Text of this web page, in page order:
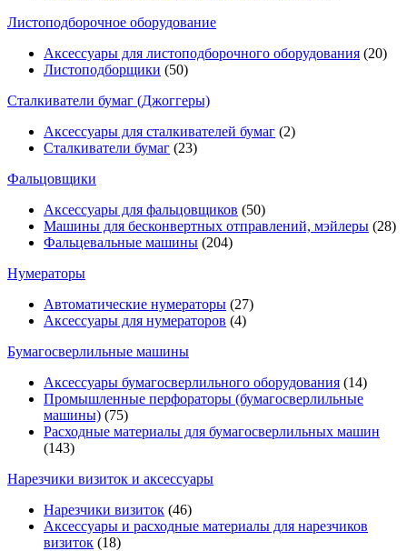
Листоподборочное оборудование
Аксессуары для листоподборочного оборудования (20)
Листоподборщики (50)
Сталкиватели бумаг (Джоггеры)
Аксессуары для сталкивателей бумаг (2)
Сталкиватели бумаг (23)
Фальцовщики
Аксессуары для фальцовщиков (50)
Машины для бесконвертных отправлений, мэйлеры (28)
Фальцевальные машины (204)
Нумераторы
Автоматические нумераторы (27)
Аксессуары для нумераторов (4)
Бумагосверлильные машины
Аксессуары бумагосверлильного оборудования (14)
Промышленные перфораторы (бумагосверлильные
машины) (75)
Расходные материалы для бумагосверлильных машин
(143)
Нарезчики визиток и аксессуары
Нарезчики визиток (46)
Аксессуары и расходные материалы для нарезчиков
визиток (18)